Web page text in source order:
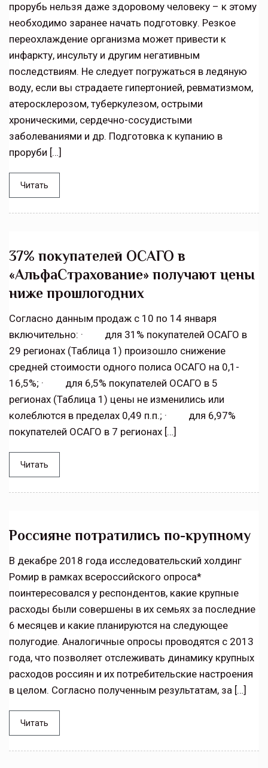
прорубь нельзя даже здоровому человеку – к этому
необходимо заранее начать подготовку. Резкое
переохлаждение организма может привести к
инфаркту, инсульту и другим негативным
последствиям. Не следует погружаться в ледяную
воду, если вы страдаете гипертонией, ревматизмом,
атеросклерозом, туберкулезом, острыми
хроническими, сердечно-сосудистыми
заболеваниями и др. Подготовка к купанию в
проруби […]
Читать
37% покупателей ОСАГО в
«АльфаСтрахование» получают цены
ниже прошлогодних
Согласно данным продаж с 10 по 14 января
включительно: · для 31% покупателей ОСАГО в
29 регионах (Таблица 1) произошло снижение
средней стоимости одного полиса ОСАГО на 0,1-
16,5%; · для 6,5% покупателей ОСАГО в 5
регионах (Таблица 1) цены не изменились или
колеблются в пределах 0,49 п.п.; · для 6,97%
покупателей ОСАГО в 7 регионах […]
Читать
Россияне потратились по-крупному
В декабре 2018 года исследовательский холдинг
Ромир в рамках всероссийского опроса*
поинтересовался у респондентов, какие крупные
расходы были совершены в их семьях за последние
6 месяцев и какие планируются на следующее
полугодие. Аналогичные опросы проводятся с 2013
года, что позволяет отслеживать динамику крупных
расходов россиян и их потребительские настроения
в целом. Согласно полученным результатам, за […]
Читать